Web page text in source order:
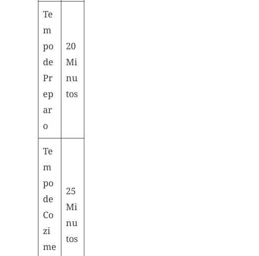
Te
m
po
de
Pr
ep
ar
o
20
Mi
nu
tos
Te
m
po
de
Co
zi
me
25
Mi
nu
tos